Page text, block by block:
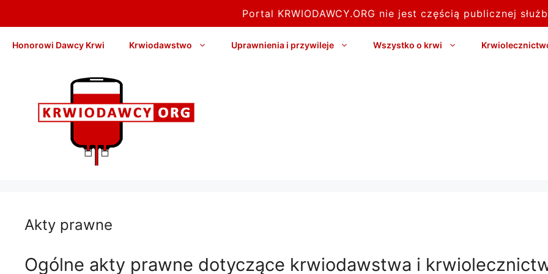
Portal KRWIODAWCY.ORG nie jest częścią publicznej
Honorowi Dawcy Krwi Krwiodawstwo Uprawnienia i przywileje Wszystko o krwi
Akty prawne
Ogólne akty prawne dotyczące krwiodawstwa i